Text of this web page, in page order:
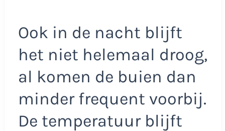
Ook in de nacht blijft
het niet helemaal droog,
al komen de buien dan
minder frequent voorbij.
De temperatuur blijft